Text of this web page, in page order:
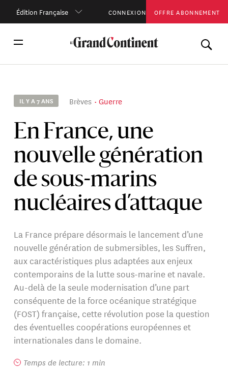
Édition Française CONNEXION OFFRE ABONNEMENT
IL Y A 7 ANS Brèves Guerre
En France, une
nouvelle génération
de sous-marins
nucléaires d’attaque
La France prépare désormais le lancement d’une
nouvelle génération de submersibles, les Suffren,
aux caractéristiques plus adaptées aux enjeux
contemporains de la lutte sous-marine et navale.
Au-delà de la seule modernisation d’une part
conséquente de la force océanique stratégique
(FOST) française, cette révolution pose la question
des éventuelles coopérations européennes et
internationales dans le domaine.
Temps de lecture: 1 min